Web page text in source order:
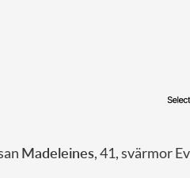
Madeleines, 41, svärmor